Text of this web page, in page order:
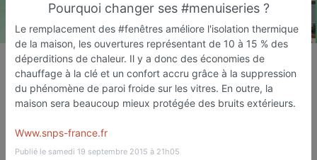
Snps France
Magasin de fenêtres
La Crau
Favori
Pourquoi changer ses #menuiseries ?
Le remplacement des #fenêtres améliore l'isolation thermique
de la maison, les ouvertures représentant de 10 à 15 % des
déperditions de chaleur. Il y a donc des économies de
chauffage à la clé et un confort accru grâce à la suppression
du phénomène de paroi froide sur les vitres. En outre, la
maison sera beaucoup mieux protégée des bruits extérieurs.
Www.snps-france.fr
Publié le samedi 19 septembre 2015 à 21h05